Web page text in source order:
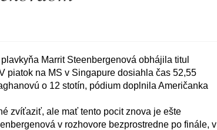
piatok na MS v Singapure dosiahla čas 52,55
o 12 stotín, pódium doplnila Američanka
v rozhovore bezprostredne po finále, v